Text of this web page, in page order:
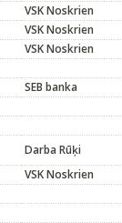
VSK Noskrien
VSK Noskrien
VSK Noskrien
SEB banka
Darba Rūķi
VSK Noskrien